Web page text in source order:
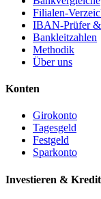
Filialen-
IBAN-Prüfer
Bankleitzahlen
Methodik
Über uns
Konten
Girokonto
Tagesgeld
Festgeld
Sparkonto
Investieren & Kredit